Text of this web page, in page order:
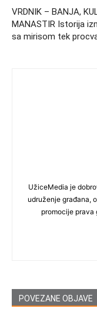
VRDNIK – BANJA,
MANASTIR Istorija
sa mirisom tek
UžiceMedia je
udruženje građana,
promocije prava
POVEZANE OBJAVE